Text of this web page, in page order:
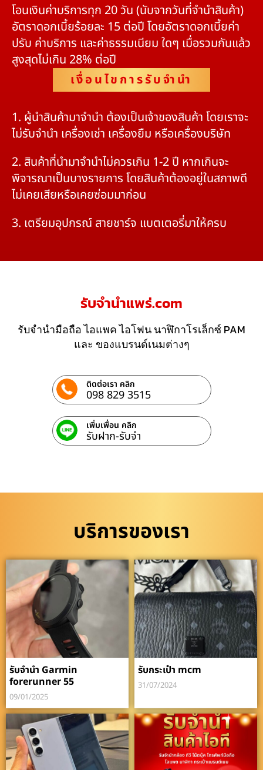
โอนเงินค่าบริการทุก 20 วัน (นับจากวันที่จำนำสินค้า)
อัตราดอกเบี้ยร้อยละ 15 ต่อปี โดยอัตราดอกเบี้ยค่า
ปรับ ค่าบริการ และค่าธรรมเนียม ใดๆ เมื่อรวมกันแล้ว
สูงสุดไม่เกิน 28% ต่อปี
เงื่อนไขการรับจำนำ
1. ผู้นำสินค้ามาจำนำ ต้องเป็นเจ้าของสินค้า โดยเราจะ
ไม่รับจำนำ เครื่องเช่า เครื่องยืม หรือเครื่องบริษัท
2. สินค้าที่นำมาจำนำไม่ควรเกิน 1-2 ปี หากเกินจะ
พิจารณาเป็นบางรายการ โดยสินค้าต้องอยู่ในสภาพดี
ไม่เคยเสียหรือเคยซ่อมมาก่อน
3. เตรียมอุปกรณ์ สายชาร์จ แบตเตอรี่มาให้ครบ
รับจํานําแพร่.com
รับจำนำมือถือ ไอแพค ไอโฟน นาฬิกาโรเล็กซ์ PAM
และ ของแบรนด์เนมต่างๆ
ติดต่อเรา คลิก
098 829 3515
เพิ่มเพื่อน คลิก
รับฝาก-รับจํา
บริการของเรา
รับจำนำ Garmin
forerunner 55
09/01/2025
รับกระเป๋า mcm
31/07/2024